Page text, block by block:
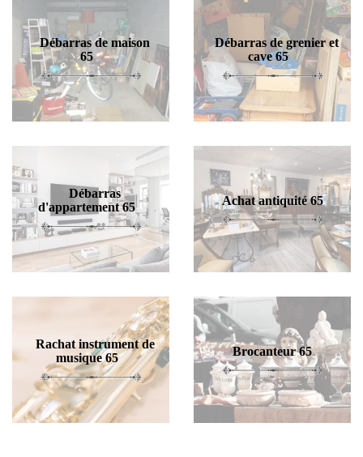
Débarras de maison
65
Débarras de grenier et
cave 65
Débarras
d'appartement 65
Achat antiquité 65
Rachat instrument de
musique 65
Brocanteur 65